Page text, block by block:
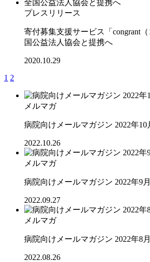
プレスリリース
寄付募集支援サービス「congrant
国公益法人協会と提携へ
2020.10.29
1 2
メルマガ
病院向けメールマガジン 2022年
2022.10.26
メルマガ
病院向けメールマガジン 2022年9
2022.09.27
メルマガ
病院向けメールマガジン 2022年8
2022.08.26